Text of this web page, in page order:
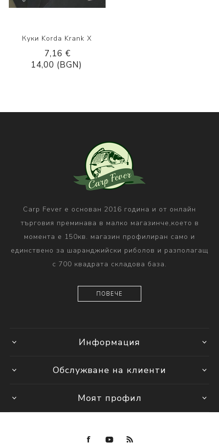
Куки Korda Krank X
7,16 €
14,00 (BGN)
Carp Fever е основан 2016 година и от онлайн
търговия преминава в малко магазинче,което в
момента е 150кв. магазин профилиран само и
единствено за шаранджийски риболов и разполагащ
с 700 квадрата складова база.
ПОВЕЧЕ
Информация
Обслужване на клиенти
Моят профил